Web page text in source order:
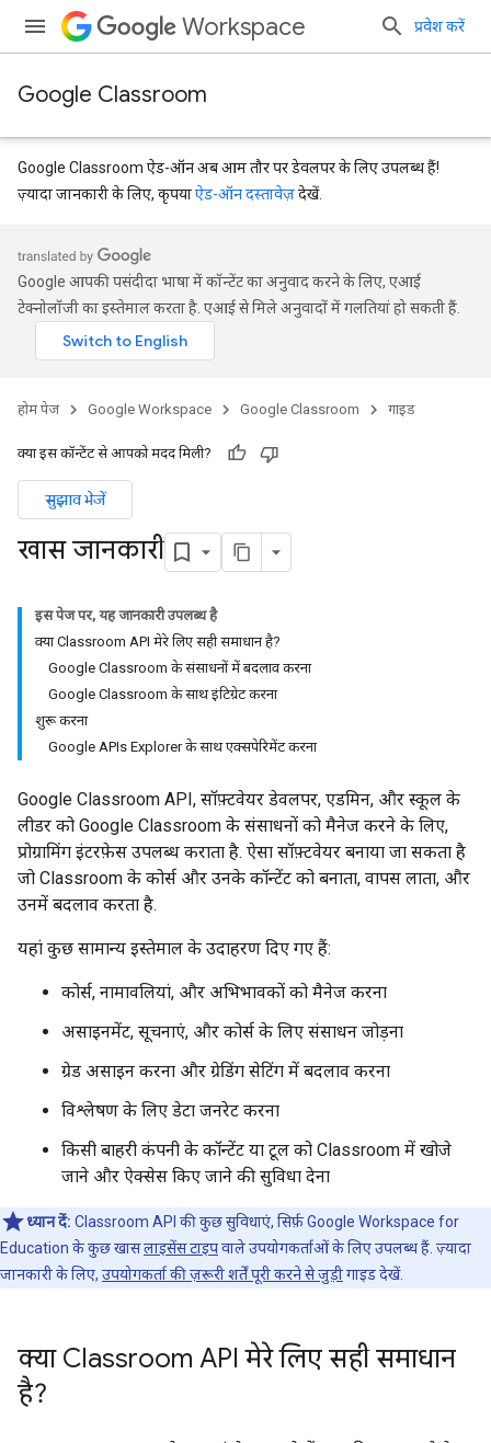
Workspace प्रवेश करें
Google Classroom
Google Classroom ऐड-ऑन अब आम तौर पर डेवलपर के लिए उपलब्ध हैं!
ज़्यादा जानकारी के लिए, कृपयाऐड-ऑन दस्तावेज़देखें.
Google आपकी पसंदीदा भाषा में कॉन्टेंट का अनुवाद करने के लिए, एआई
टेक्नोलॉजी का इस्तेमाल करता है. एआई से मिले अनुवादों में गलतियां हो सकती हैं.
होम पेज Google Workspace Google Classroom गाइड
क्या इस कॉन्टेंट से आपको मदद मिली?
सुझाव भेजें
खास जानकारी
इस पेज पर, यह जानकारी उपलब्ध है
क्या Classroom API मेरे लिए सही समाधान है?
Google Classroom के संसाधनों में बदलाव करना
Google Classroom के साथ इंटिग्रेट करना
शुरू करना
Google APIs Explorer के साथ एक्सपेरिमेंट करना
Google Classroom API, सॉफ़्टवेयर डेवलपर, एडमिन, और स्कूल के
लीडर को Google Classroom के संसाधनों को मैनेज करने के लिए,
प्रोग्रामिंग इंटरफ़ेस उपलब्ध कराता है. ऐसा सॉफ़्टवेयर बनाया जा सकता है
जो Classroom के कोर्स और उनके कॉन्टेंट को बनाता, वापस लाता, और
उनमें बदलाव करता है.
यहां कुछ सामान्य इस्तेमाल के उदाहरण दिए गए हैं:
कोर्स, नामावलियां, और अभिभावकों को मैनेज करना
असाइनमेंट, सूचनाएं, और कोर्स के लिए संसाधन जोड़ना
ग्रेड असाइन करना और ग्रेडिंग सेटिंग में बदलाव करना
विश्लेषण के लिए डेटा जनरेट करना
किसी बाहरी कंपनी के कॉन्टेंट या टूल को Classroom में खोजे
जाने और ऐक्सेस किए जाने की सुविधा देना
ध्यान दें: Classroom API की कुछ सुविधाएं, सिर्फ़ Google Workspace for
Education के कुछ खासलाइसेंस टाइपवाले उपयोगकर्ताओं के लिए उपलब्ध हैं. ज़्यादा
जानकारी के लिए, उपयोगकर्ता की ज़रूरी शर्तें पूरी करने से जुड़ीगाइड देखें.
क्या Classroom API मेरे लिए सही समाधान
है?